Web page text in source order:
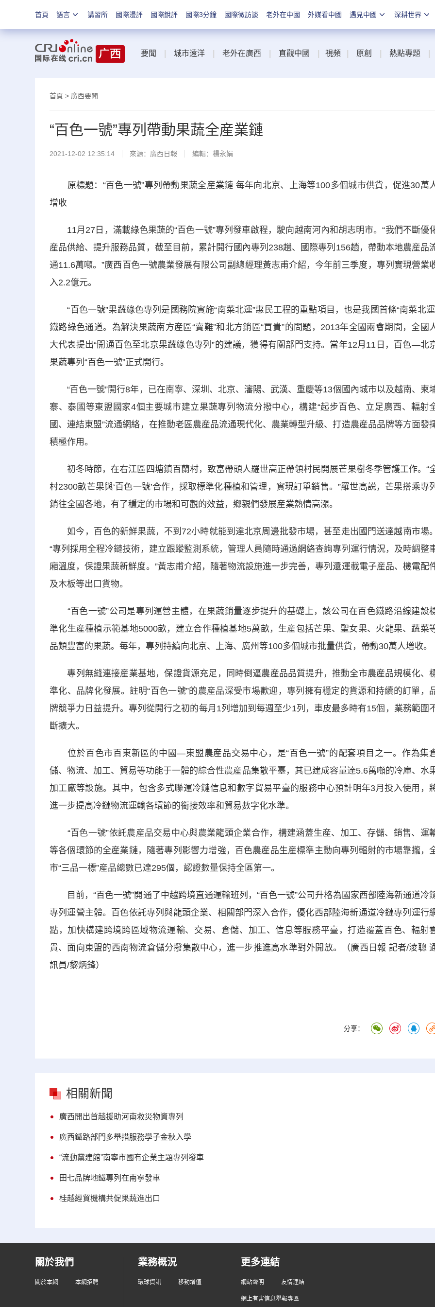
首頁 語言 講習所 國際漫評 國際銳評 國際3分鐘 國際微訪談 老外在中國 外媒看中國 遇見中國 深耕世界
要聞 城市遠洋 老外在廣西 直觀中國 視頻 原創 熱點專題
首頁 > 廣西要聞
“百色一號”專列帶動果蔬全産業鏈
2021-12-02 12:35:14 來源： 廣西日報 編輯：楊永娟
原標題：“百色一號”專列帶動果蔬全産業鏈 每年向北京、上海等100多個城市供貨，促進30萬
增收
11月27日，滿載綠色果蔬的“百色一號”專列發車啟程，駛向越南河內和胡志明市。“我們不斷優
産品供給、提升服務品質，截至目前，累計開行國內專列238趟、國際專列156趟，帶動本地農産品
通11.6萬噸。”廣西百色一號農業發展有限公司副總經理黃志甫介紹，今年前三季度，專列實現營業
入2.2億元。
“百色一號”果蔬綠色專列是國務院實施“南菜北運”惠民工程的重點項目，也是我國首條“南菜北運
鐵路綠色通道。為解決果蔬南方産區“賣難”和北方銷區“買貴”的問題，2013年全國兩會期間，全國
大代表提出“開通百色至北京果蔬綠色專列”的建議，獲得有關部門支持。當年12月11日，百色—北
果蔬專列“百色一號”正式開行。
“百色一號”開行8年，已在南寧、深圳、北京、瀋陽、武漢、重慶等13個國內城市以及越南、柬
寨、泰國等東盟國家4個主要城市建立果蔬專列物流分撥中心，構建“起步百色、立足廣西、輻射
國、連結東盟”流通網絡，在推動老區農産品流通現代化、農業轉型升級、打造農産品品牌等方面發
積極作用。
初冬時節，在右江區四塘鎮百蘭村，致富帶頭人羅世高正帶領村民開展芒果樹冬季管護工作。“
村2300畝芒果與‘百色一號’合作，採取標準化種植和管理，實現訂單銷售。”羅世高説，芒果搭乘專列
銷往全國各地，有了穩定的市場和可觀的效益，鄉親們發展産業熱情高漲。
如今，百色的新鮮果蔬，不到72小時就能到達北京周邊批發市場，甚至走出國門送達越南市場。
“專列採用全程冷鏈技術，建立跟蹤監測系統，管理人員隨時通過網絡查詢專列運行情況，及時調整
廂溫度，保證果蔬新鮮度。”黃志甫介紹，隨著物流設施進一步完善，專列還運載電子産品、機電配
及木板等出口貨物。
“百色一號”公司是專列運營主體，在果蔬銷量逐步提升的基礎上，該公司在百色鐵路沿線建設
準化生産種植示範基地5000畝，建立合作種植基地5萬畝，生産包括芒果、聖女果、火龍果、蔬菜
品類豐富的果蔬。每年，專列持續向北京、上海、廣州等100多個城市批量供貨，帶動30萬人增收。
專列無縫連接産業基地，保證貨源充足，同時倒逼農産品品質提升，推動全市農産品規模化、
準化、品牌化發展。註明“百色一號”的農産品深受市場歡迎，專列擁有穩定的貨源和持續的訂單，
牌競爭力日益提升。專列從開行之初的每月1列增加到每週至少1列，車皮最多時有15個，業務範圍
斷擴大。
位於百色市百東新區的中國—東盟農産品交易中心，是“百色一號”的配套項目之一。作為集
儲、物流、加工、貿易等功能于一體的綜合性農産品集散平臺，其已建成容量達5.6萬噸的冷庫、水
加工廠等設施。其中，包含多式聯運冷鏈信息和數字貿易平臺的服務中心預計明年3月投入使用，
進一步提高冷鏈物流運輸各環節的銜接效率和貿易數字化水準。
“百色一號”依託農産品交易中心與農業龍頭企業合作，構建涵蓋生産、加工、存儲、銷售、運
等各個環節的全産業鏈，隨著專列影響力增強，百色農産品生産標準主動向專列輻射的市場靠攏，
市“三品一標”産品總數已達295個，認證數量保持全區第一。
目前，“百色一號”開通了中越跨境直通運輸班列，“百色一號”公司升格為國家西部陸海新通道冷
專列運營主體。百色依託專列與龍頭企業、相關部門深入合作，優化西部陸海新通道冷鏈專列運行
點，加快構建跨境跨區域物流運輸、交易、倉儲、加工、信息等服務平臺，打造覆蓋百色、輻射
貴、面向東盟的西南物流倉儲分撥集散中心，進一步推進高水準對外開放。（廣西日報 記者/淩聰
訊員/黎炳鋒）
分享：
相關新聞
廣西開出首趟援助河南救災物資專列
廣西鐵路部門多舉措服務學子金秋入學
“流動黨建館”南寧市國有企業主題專列發車
田七品牌地鐵專列在南寧發車
桂越經貿機構共促果蔬進出口
關於我們
關於本網 本網招聘
業務概況
環球資訊 移動增值
更多連結
網站聲明 友情連結
網上有害信息舉報專區